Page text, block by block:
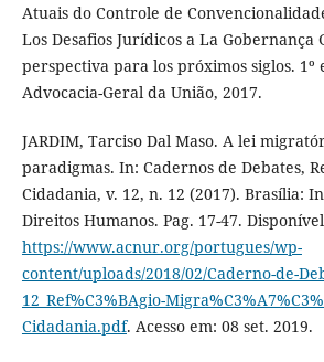
Atuais do Controle de
Los Desafios Jurídicos a La Gobernança
perspectiva para los próximos siglos. 1º
Advocacia-Geral da União, 2017.
JARDIM, Tarciso Dal Maso. A lei
paradigmas. In: Cadernos de Debates,
Cidadania, v. 12, n. 12 (2017). Brasília:
Direitos Humanos. Pag. 17-47.
https://www.acnur.org/portugues/wp-
content/uploads/2018/02/Caderno-de-
12_Ref%C3%BAgio-
Cidadania.pdf. Acesso em: 08 set. 2019.